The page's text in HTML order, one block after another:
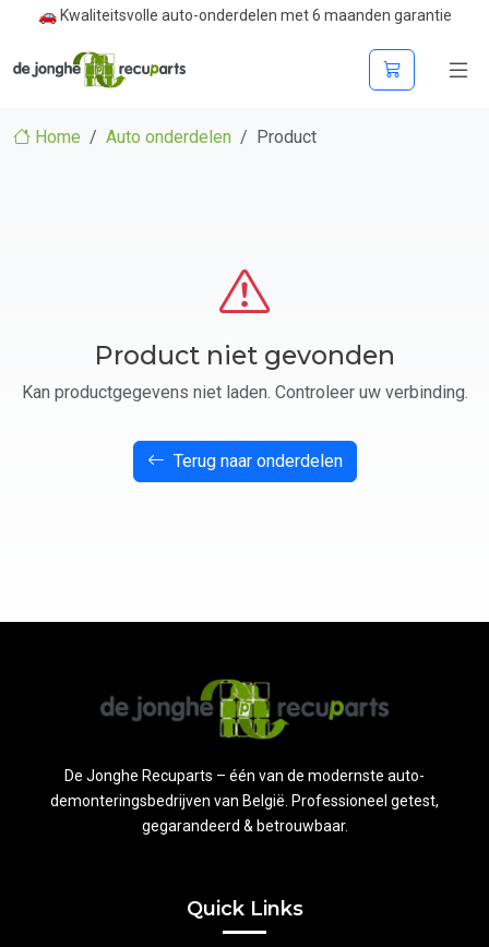
🚗 Kwaliteitsvolle auto-onderdelen met 6 maanden garantie
Home Auto onderdelen Product
Product niet gevonden
Kan productgegevens niet laden. Controleer uw verbinding.
Terug naar onderdelen
De Jonghe Recuparts – één van de modernste auto-
demonteringsbedrijven van België. Professioneel getest,
gegarandeerd & betrouwbaar.
Quick Links